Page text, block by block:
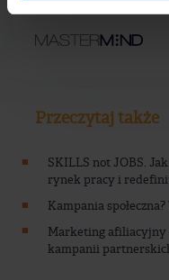
Przeczytaj także
SKILLS not JOBS.
rynek pracy i
Kampania
Marketing afiliacyjny
kampanii